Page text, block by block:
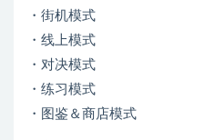
・街机模式
・线上模式
・对决模式
・练习模式
・图鉴＆商店模式